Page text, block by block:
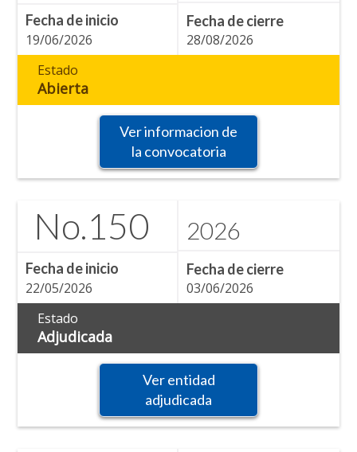
Fecha de inicio
19/06/2026
Fecha de cierre
28/08/2026
Estado
Abierta
Ver informacion de
la convocatoria
No.150 2026
Fecha de inicio
22/05/2026
Fecha de cierre
03/06/2026
Estado
Adjudicada
Ver entidad
adjudicada